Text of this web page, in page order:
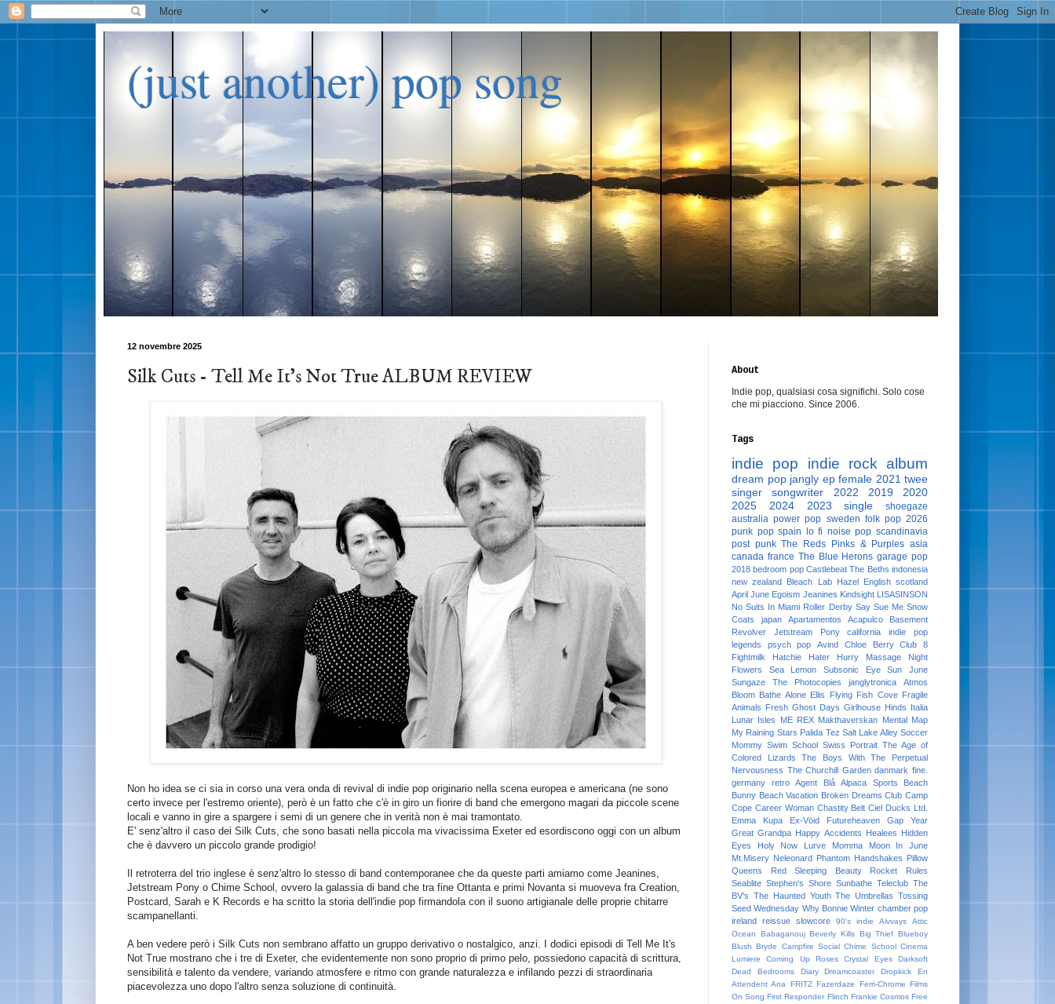
(just another) pop song
12 novembre 2025
Silk Cuts - Tell Me It's Not True ALBUM REVIEW
Non ho idea se ci sia in corso una vera onda di revival di indie pop originario nella scena europea e americana (ne sono
certo invece per l'estremo oriente), però è un fatto che c'è in giro un fiorire di band che emergono magari da piccole scene
locali e vanno in gire a spargere i semi di un genere che in verità non è mai tramontato.
E' senz'altro il caso dei Silk Cuts, che sono basati nella piccola ma vivacissima Exeter ed esordiscono oggi con un album
che è davvero un piccolo grande prodigio!
Il retroterra del trio inglese è senz'altro lo stesso di band contemporanee che da queste parti amiamo come Jeanines,
Jetstream Pony o Chime School, ovvero la galassia di band che tra fine Ottanta e primi Novanta si muoveva fra Creation,
Postcard, Sarah e K Records e ha scritto la storia dell'indie pop firmandola con il suono artigianale delle proprie chitarre
scampanellanti.
A ben vedere però i Silk Cuts non sembrano affatto un gruppo derivativo o nostalgico, anzi. I dodici episodi di Tell Me It's
Not True mostrano che i tre di Exeter, che evidentemente non sono proprio di primo pelo, possiedono capacità di scrittura,
sensibilità e talento da vendere, variando atmosfere e ritmo con grande naturalezza e infilando pezzi di straordinaria
piacevolezza uno dopo l'altro senza soluzione di continuità.
About
Indie pop, qualsiasi cosa significhi. Solo cose
che mi piacciono. Since 2006.
Tags
indie pop indie rock album
dream pop jangly ep female 2021 twee
singer songwriter
2022 2019
2020
2025
2024 2023 single
shoegaze
australia power pop sweden folk pop 2026
punk pop spain lo fi noise pop scandinavia
post punk The Reds Pinks & Purples asia
canada france The Blue Herons garage pop
2018 bedroom pop Castlebeat The Beths indonesia
new zealand Bleach Lab Hazel English scotland
April June Egoism Jeanines Kindsight LISASINSON
No Suits In Miami Roller Derby Say Sue Me Snow
Coats
japan Apartamentos Acapulco
Basement
Revolver
Jetstream Pony california
indie pop
legends
psych pop Avind Chloe Berry
Club 8
Fightmilk
Hatchie Hater Hurry Massage
Night
Flowers
Sea Lemon Subsonic Eye
Sun June
Sungaze
The Photocopies janglytronica
Atmos
Bloom Bathe Alone Ellis Flying Fish Cove Fragile
Animals Fresh Ghost Days Girlhouse Hinds Italia
Lunar Isles
ME REX Makthaverskan Mental Map
My Raining Stars Palida Tez Salt Lake Alley Soccer
Mommy Swim School Swiss Portrait The Age of
Colored Lizards
The Boys With The Perpetual
Nervousness The Churchill Garden danmark fine.
germany
retro Agent Blå Alpaca Sports
Beach
Bunny Beach Vacation Broken Dreams Club Camp
Cope Career Woman Chastity Belt Ciel Ducks Ltd.
Emma Kupa
Ex-Vöid Futureheaven
Gap Year
Great Grandpa Happy Accidents Healees Hidden
Eyes
Holy Now Lurve Momma
Moon In June
Mt.Misery Neleonard Phantom Handshakes Pillow
Queens
Red Sleeping Beauty
Rocket Rules
Seablite Stephen's Shore Sunbathe Teleclub The
BV's The Haunted Youth The Umbrellas Tossing
Seed Wednesday Why Bonnie Winter chamber pop
ireland reissue slowcore 90's indie Alvvays
Attic
Ocean
Babaganouj Beverly Kills Big Thief Blueboy
Blush Bryde Campfire Social Chime School Cinema
Lumiere
Coming Up Roses Crystal Eyes
Darksoft
Dead Bedrooms
Diary Dreamcoaster Dropkick
En
Attendent Ana
FRITZ Fazerdaze Ferri-Chrome Films
On Song First Responder Flinch Frankie Cosmos Free